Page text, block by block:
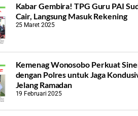
Kabar Gembira! TPG Guru PAI
Cair, Langsung Masuk Rekening
25 Maret 2025
Kemenag Wonosobo Perkuat
dengan Polres untuk Jaga
Jelang Ramadan
19 Februari 2025